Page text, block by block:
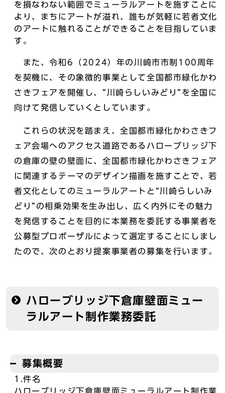
を損なわない範囲でミューラルアートを施すことに
より、まちにアートが溢れ、誰もが気軽に若者文化
のアートに触れることができることを目指していま
す。
また、令和6（2024）年の川崎市市制100周年
を契機に、その象徴的事業として全国都市緑化かわ
さきフェアを開催し、“川崎らしいみどり”を全国に
向けて発信していくとしています。
これらの状況を踏まえ、全国都市緑化かわさきフ
ェア会場へのアクセス道路であるハローブリッジ下
の倉庫の壁の壁面に、全国都市緑化かわさきフェア
に関連するテーマのデザイン描画を施すことで、若
者文化としてのミューラルアートと“川崎らしいみ
どり”の相乗効果を生み出し、広く内外にその魅力
を発信することを目的に本業務を委託する事業者を
公募型プロポーザルによって選定することにしまし
たので、次のとおり提案事業者の募集を行います。
ハローブリッジ下倉庫壁面ミュー
ラルアート制作業務委託
募集概要
1.件名
ハローブリッジ下倉庫壁面ミューラルアート制作業